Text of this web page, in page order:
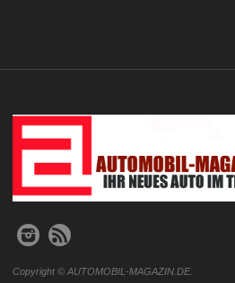
Copyright © AUTOMOBIL-MAGAZIN.DE.